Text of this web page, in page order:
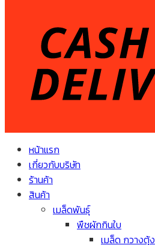
หน้าแรก
เกี่ยวกับบริษัท
ร้านค้า
สินค้า
เมล็ดพันธุ์
พืชผักกินใบ
เมล็ด กวางตุ้ง